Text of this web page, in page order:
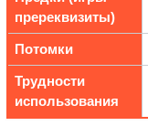
пререквизиты)
Потомки
Трудности
использования